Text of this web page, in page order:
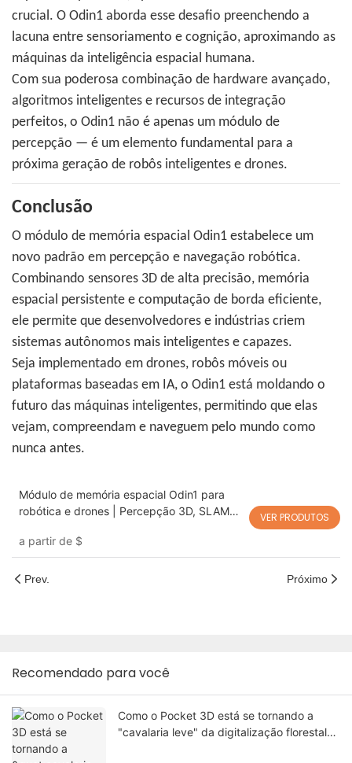
crucial. O Odin1 aborda esse desafio preenchendo a
lacuna entre sensoriamento e cognição, aproximando as
máquinas da inteligência espacial humana.
Com sua poderosa combinação de hardware avançado,
algoritmos inteligentes e recursos de integração
perfeitos, o Odin1 não é apenas um módulo de
percepção — é um elemento fundamental para a
próxima geração de robôs inteligentes e drones.
Conclusão
O módulo de memória espacial Odin1 estabelece um
novo padrão em percepção e navegação robótica.
Combinando sensores 3D de alta precisão, memória
espacial persistente e computação de borda eficiente,
ele permite que desenvolvedores e indústrias criem
sistemas autônomos mais inteligentes e capazes.
Seja implementado em drones, robôs móveis ou
plataformas baseadas em IA, o Odin1 está moldando o
futuro das máquinas inteligentes, permitindo que elas
vejam, compreendam e naveguem pelo mundo como
nunca antes.
Módulo de memória espacial Odin1 para
robótica e drones | Percepção 3D, SLAM
a partir de $
VER PRODUTOS
Prev. Próximo
Recomendado para você
Como o Pocket 3D está se tornando a
"cavalaria leve" da digitalização florestal